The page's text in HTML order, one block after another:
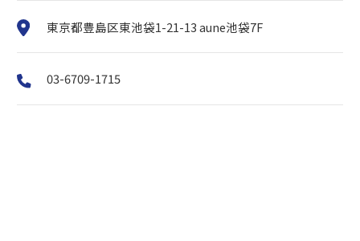
東京都豊島区東池袋1-21-13 aune池袋7F
03-6709-1715